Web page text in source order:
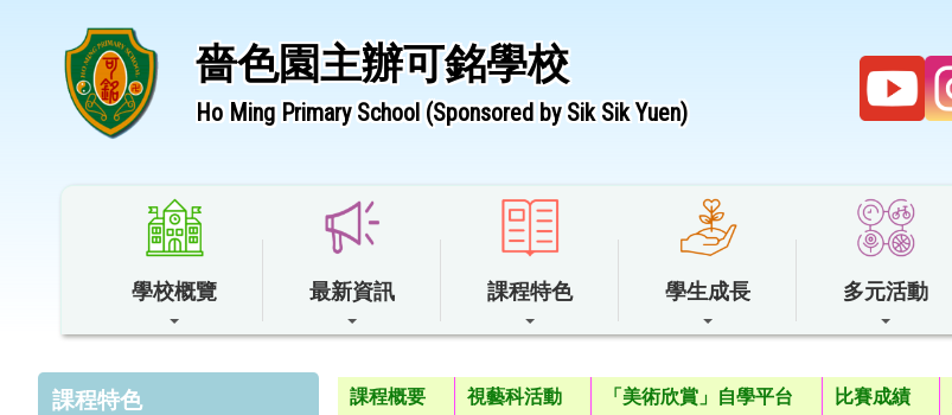
嗇色園主辦可銘學校
Ho Ming Primary School (Sponsored by Sik Sik Yuen)
學校概覽 最新資訊 課程特色 學生成長 多元活動
課程特色 課程概要 視藝科活動 「美術欣賞」自學平台 比賽成績